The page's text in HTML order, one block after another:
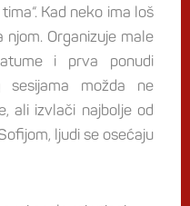
Kad neko ima loš
njom. Organizuje male
i prva ponudi
sesijama možda ne
ali izvlači najbolje od
ljudi se osećaju